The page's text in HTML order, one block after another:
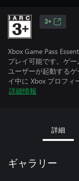
3+
Xbox Game Pass
プレイ可能です。ゲー
ユーザーが起動する
イ中に Xbox プロフィ
詳細情報
詳細
ギャラリー